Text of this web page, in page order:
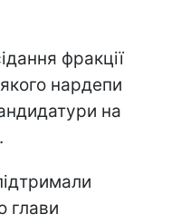
фракції
нардепи
на
глави